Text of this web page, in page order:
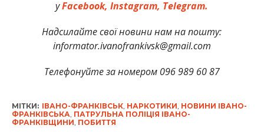
уFacebook,Instagram, Telegram.
Надсилайте свої новини нам на пошту:
informator.ivanofrankivsk@gmail.com
Телефонуйте за номером 096 989 60 87
МІТКИ: ІВАНО-ФРАНКІВСЬК, НАРКОТИКИ НОВИНИ ІВАНО-
ФРАНКІВСЬКА ПАТРУЛЬНА ПОЛІЦІЯ ІВАНО-
ФРАНКІВЩИНИ ПОБИТТЯ